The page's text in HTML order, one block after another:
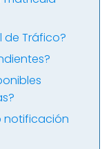
de Tráfico?
notificación